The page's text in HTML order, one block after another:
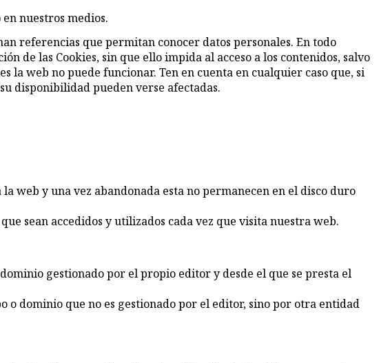
nuestros medios.
referencias que permitan conocer datos personales. En todo
de las Cookies, sin que ello impida al acceso a los contenidos, salvo
la web no puede funcionar. Ten en cuenta en cualquier caso que, si
disponibilidad pueden verse afectadas.
web y una vez abandonada esta no permanecen en el disco duro
sean accedidos y utilizados cada vez que visita nuestra web.
gestionado por el propio editor y desde el que se presta el
o dominio que no es gestionado por el editor, sino por otra entidad